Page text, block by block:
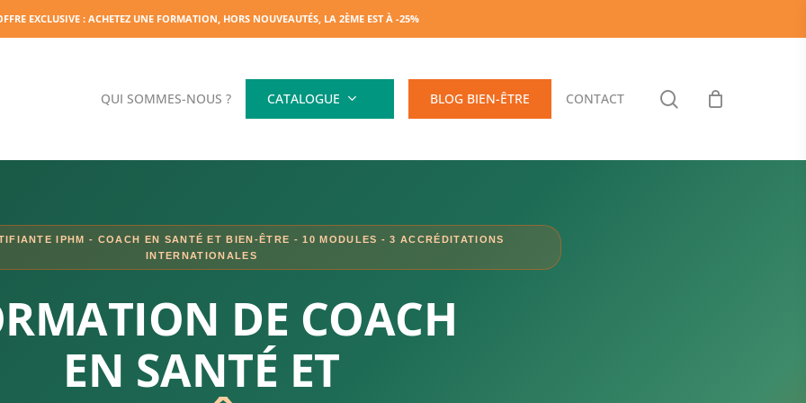
EXCLUSIVE : ACHETEZ UNE FORMATION, HORS NOUVEAUTÉS, LA 2ÈME EST À -25%
QUI SOMMES-NOUS ? CATALOGUE BLOG BIEN-ÊTRE CONTACT search
IPHM - COACH EN SANTÉ ET BIEN-ÊTRE - 10 MODULES - 3 ACCRÉDITATIONS
INTERNATIONALES
DE COACH
EN SANTÉ ET